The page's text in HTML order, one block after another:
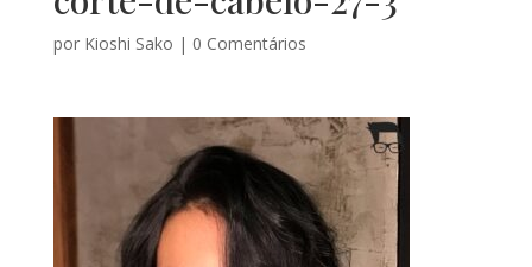
por Kioshi Sako | 0 Comentários